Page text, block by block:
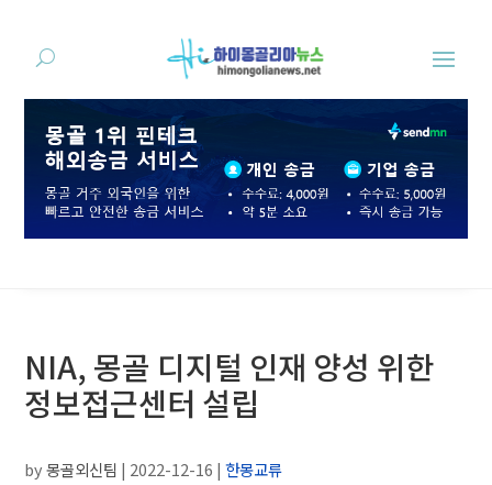
NIA, 몽골 디지털 인재 양성 위한
정보접근센터 설립
by몽골외신팀 | 2022-12-16 |한몽교류